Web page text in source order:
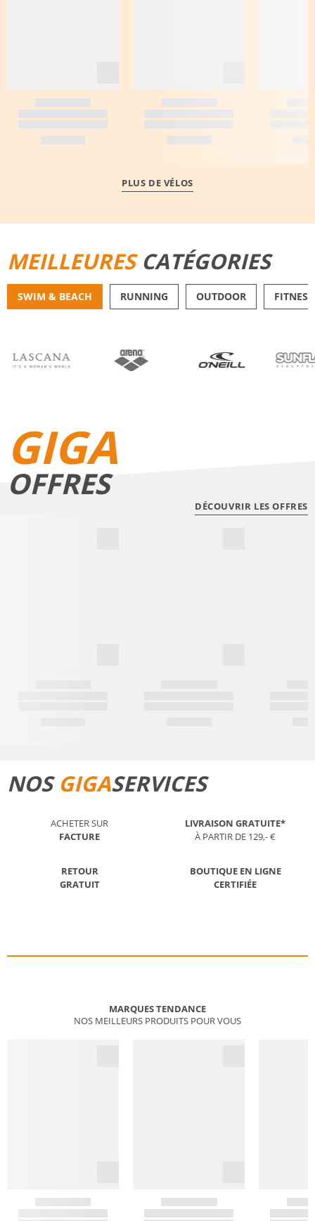
PLUS DE VÉLOS
MEILLEURESCATÉGORIES
SWIM & BEACH RUNNING OUTDOOR FITNESS
GIGA
OFFRES
DÉCOUVRIR LES OFFRES
NOS GIGASERVICES
ACHETER SUR
FACTURE
LIVRAISON GRATUITE*
À PARTIR DE 129,- €
RETOUR
GRATUIT
BOUTIQUE EN LIGNE
CERTIFIÉE
MARQUES TENDANCE
NOS MEILLEURS PRODUITS POUR VOUS